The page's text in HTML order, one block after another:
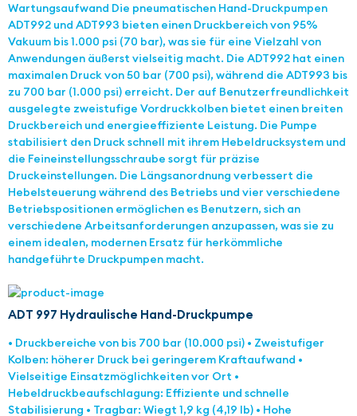
Wartungsaufwand Die pneumatischen Hand-Druckpumpen
ADT992 und ADT993 bieten einen Druckbereich von 95%
Vakuum bis 1.000 psi (70 bar), was sie für eine Vielzahl von
Anwendungen äußerst vielseitig macht. Die ADT992 hat einen
maximalen Druck von 50 bar (700 psi), während die ADT993 bis
zu 700 bar (1.000 psi) erreicht. Der auf Benutzerfreundlichkeit
ausgelegte zweistufige Vordruckkolben bietet einen breiten
Druckbereich und energieeffiziente Leistung. Die Pumpe
stabilisiert den Druck schnell mit ihrem Hebeldrucksystem und
die Feineinstellungsschraube sorgt für präzise
Druckeinstellungen. Die Längsanordnung verbessert die
Hebelsteuerung während des Betriebs und vier verschiedene
Betriebspositionen ermöglichen es Benutzern, sich an
verschiedene Arbeitsanforderungen anzupassen, was sie zu
einem idealen, modernen Ersatz für herkömmliche
handgeführte Druckpumpen macht.
ADT 997 Hydraulische Hand-Druckpumpe
• Druckbereiche von bis 700 bar (10.000 psi) • Zweistufiger
Kolben: höherer Druck bei geringerem Kraftaufwand •
Vielseitige Einsatzmöglichkeiten vor Ort •
Hebeldruckbeaufschlagung: Effiziente und schnelle
Stabilisierung • Tragbar: Wiegt 1,9 kg (4,19 lb) • Hohe